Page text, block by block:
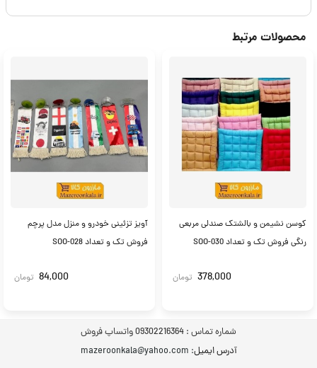
محصولات مرتبط
کوسن نشیمن و بالشتک صندلی مربعی
رنگی فروش تک و تعداد SOO-030
378,000 تومان
آویز تزئینی خودرو و منزل مدل پرچم
فروش‌ تک و تعداد SOO-028
84,000 تومان
شماره تماس : 09302216364 واتساپ فروش
آدرس ایمیل: mazeroonkala@yahoo.com